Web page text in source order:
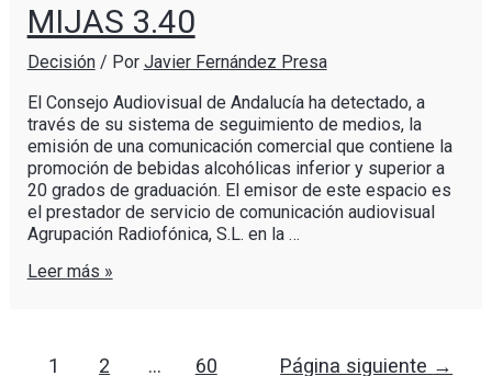
MIJAS 3.40
Decisión/ Por Javier Fernández Presa
El Consejo Audiovisual de Andalucía ha detectado, a
través de su sistema de seguimiento de medios, la
emisión de una comunicación comercial que contiene la
promoción de bebidas alcohólicas inferior y superior a
20 grados de graduación. El emisor de este espacio es
el prestador de servicio de comunicación audiovisual
Agrupación Radiofónica, S.L. en la …
Leer más »
1 2 … 60 Página siguiente →